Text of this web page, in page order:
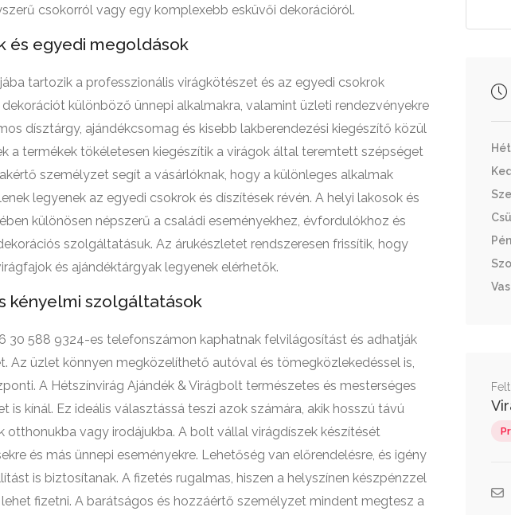
csokorról vagy egy komplexebb esküvői dekorációról.
és egyedi megoldások
tartozik a professzionális virágkötészet és az egyedi csokrok
dekorációt különböző ünnepi alkalmakra, valamint üzleti rendezvényekre
dísztárgy, ajándékcsomag és kisebb lakberendezési kiegészítő közül
a termékek tökéletesen kiegészítik a virágok által teremtett szépséget
személyzet segít a vásárlóknak, hogy a különleges alkalmak
legyenek az egyedi csokrok és díszítések révén. A helyi lakosok és
különösen népszerű a családi eseményekhez, évfordulókhoz és
szolgáltatásuk. Az árukészletet rendszeresen frissítik, hogy
és ajándéktárgyak legyenek elérhetők.
kényelmi szolgáltatások
30 588 9324-es telefonszámon kaphatnak felvilágosítást és adhatják
Az üzlet könnyen megközelíthető autóval és tömegközlekedéssel is,
A Hétszínvirág Ajándék & Virágbolt természetes és mesterséges
is kínál. Ez ideális választássá teszi azok számára, akik hosszú távú
otthonukba vagy irodájukba. A bolt vállal virágdíszek készítését
és más ünnepi eseményekre. Lehetőség van előrendelésre, és igény
is biztosítanak. A fizetés rugalmas, hiszen a helyszínen készpénzzel
fizetni. A barátságos és hozzáértő személyzet mindent megtesz a